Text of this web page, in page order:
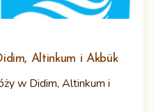
Altinkum i Akbük
w Didim, Altinkum i